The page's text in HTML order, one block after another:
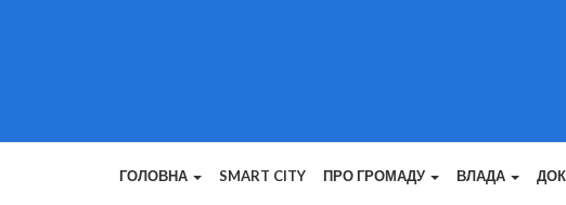
ГОЛОВНА SMART CITY ПРО ГРОМАДУ ВЛАДА